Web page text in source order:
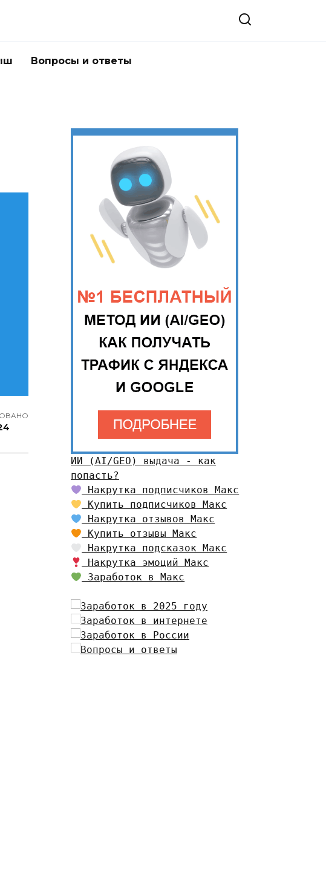
Вопросы и ответы
ИИ (AI/GEO) выдача - как
попасть?
Накрутка подписчиков Макс
Купить подписчиков Макс
Накрутка отзывов Макс
Купить отзывы Макс
Накрутка подсказок Макс
Накрутка эмоций Макс
Заработок в Макс